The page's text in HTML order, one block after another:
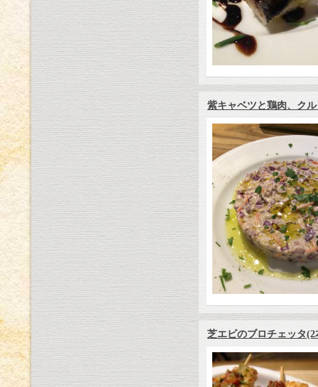
紫キャベツと鶏肉、ク
芝エビのブロチェッタ(2